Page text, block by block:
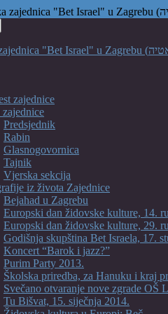
zajednice
Predsjednik
Rabin
Glasnogovornica
Tajnik
Vjerska sekcija
iz života Zajednice
Bejahad u Zagrebu
Europski dan židovske kulture, 14.
Europski dan židovske kulture, 29.
Godišnja skupština Bet Israela, 17.
Koncert “Barok i jazz?”
Purim Party 2013.
Školska priredba, za Hanuku i kraj
Svečano otvaranje nove zgrade OŠ
Tu Bišvat, 15. siječnja 2014.